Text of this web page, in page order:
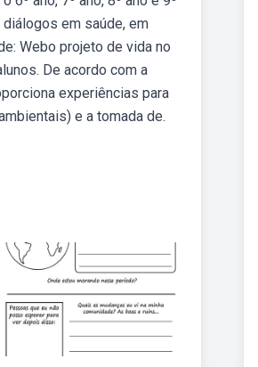
em saúde, em
Webo projeto de vida no
De acordo com a
experiências para
e a tomada de.